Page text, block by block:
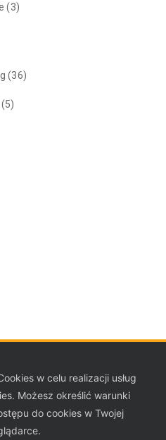
(3)
(36)
w celu realizacji usług
Możesz określić warunki
do cookies w Twojej